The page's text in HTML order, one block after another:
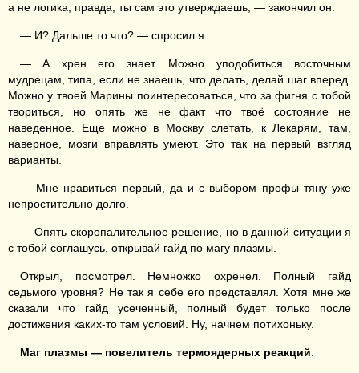
а не логика, правда, ты сам это утверждаешь, — закончил он.
— И? Дальше то что? — спросил я.
— А хрен его знает. Можно уподобиться восточным
мудрецам, типа, если не знаешь, что делать, делай шаг вперед.
Можно у твоей Марины поинтересоваться, что за фигня с тобой
твориться, но опять же не факт что твоё состояние не
наведенное. Еще можно в Москву слетать, к Лекарям, там,
наверное, мозги вправлять умеют. Это так на первый взгляд
варианты.
— Мне нравиться первый, да и с выбором профы тяну уже
непростительно долго.
— Опять скоропалительное решение, но в данной ситуации я
с тобой соглашусь, открывай гайд по магу плазмы.
Открыл, посмотрел. Немножко охренел. Полный гайд
седьмого уровня? Не так я себе его представлял. Хотя мне же
сказали что гайд усеченный, полный будет только после
достижения каких-то там условий. Ну, начнем потихоньку.
Маг плазмы — повелитель термоядерных реакций